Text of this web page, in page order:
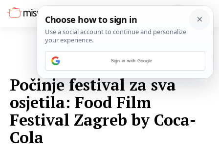
Počinje festival za sva
osjetila: Food Film
Festival Zagreb by Coca-
Cola
Sign in with Google